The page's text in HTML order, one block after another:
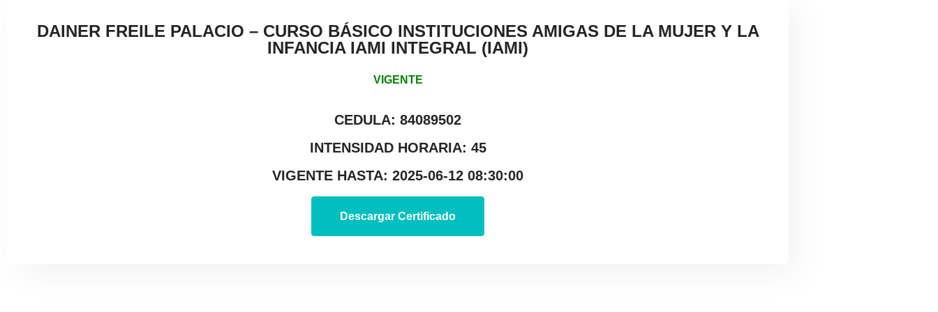
DAINER FREILE PALACIO – CURSO BÁSICO INSTITUCIONES AMIGAS DE LA MUJER Y LA
INFANCIA IAMI INTEGRAL (IAMI)
VIGENTE
CEDULA: 84089502
INTENSIDAD HORARIA: 45
VIGENTE HASTA: 2025-06-12 08:30:00
Descargar Certificado